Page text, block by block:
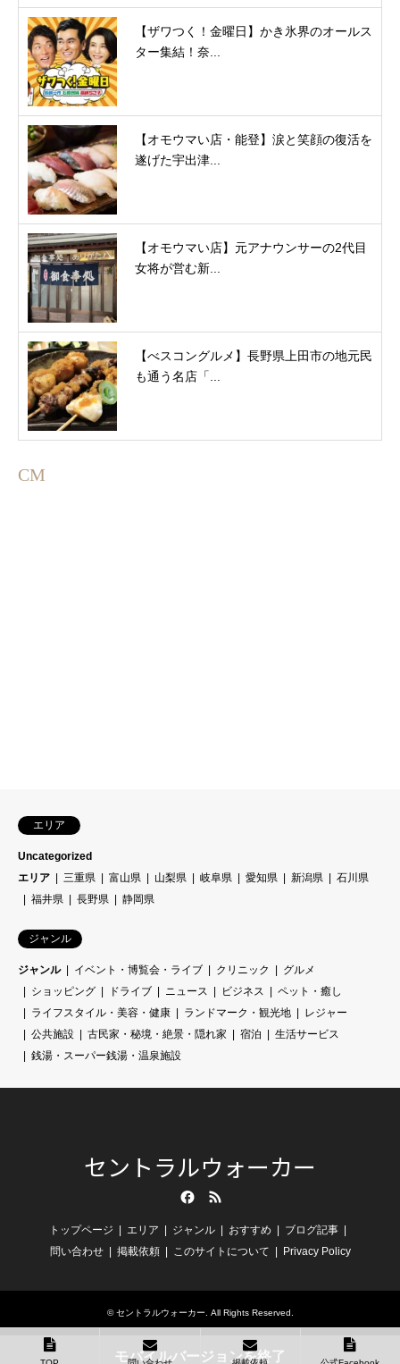
【ザワつく！金曜日】かき氷界のオールス
ター集結！奈...
【オモウマい店・能登】涙と笑顔の復活を
遂げた宇出津...
【オモウマい店】元アナウンサーの2代目
女将が営む新...
【べスコングルメ】長野県上田市の地元民
も通う名店「...
CM
エリア
Uncategorized
エリア
三重県 富山県 山梨県 岐阜県 愛知県 新潟県
石川県
福井県
長野県 静岡県
ジャンル
ジャンル イベント・博覧会・ライブ クリニック
グルメ
ショッピング
ドライブ ニュース ビジネス
ペット・癒し
ライフスタイル・美容・健康
ランドマーク・観光地
レジャー
公共施設
古民家・秘境・絶景・隠れ家 宿泊
生活サービス
銭湯・スーパー銭湯・温泉施設
セントラルウォーカー
トップページ エリア ジャンル おすすめ
ブログ記事
問い合わせ
掲載依頼 このサイトについて Privacy Policy
©セントラルウォーカー. All Rights Reserved.
モバイルバージョンを終了